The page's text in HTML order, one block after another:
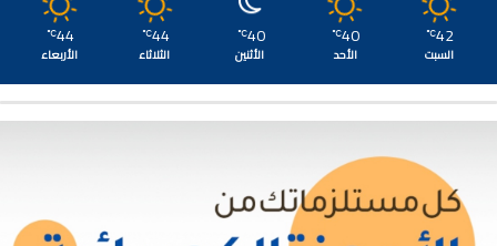
42
℃
السبت
40
℃
الأحد
40
℃
الأثنين
44
℃
الثلاثاء
44
℃
الأربعاء